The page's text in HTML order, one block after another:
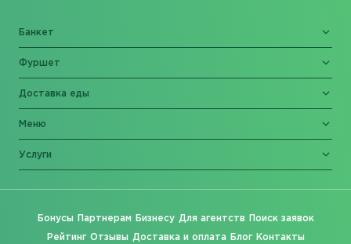
Банкет
Фуршет
Доставка еды
Меню
Услуги
Бонусы Партнерам Бизнесу Для агентств Поиск заявок
Рейтинг Отзывы Доставка и оплата Блог Контакты